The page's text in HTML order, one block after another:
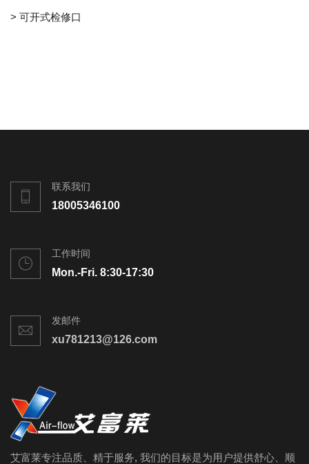
> 可开式检修口
联系我们
18005346100
工作时间
Mon.-Fri. 8:30-17:30
发邮件
xu781213@126.com
艾富莱专注品质、精于服务, 我们的目标是为用户提供舒心、顺